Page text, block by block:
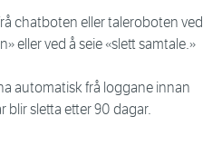
chatboten eller taleroboten ved
eller ved å seie «slett samtale.»
automatisk frå loggane innan
blir sletta etter 90 dagar.